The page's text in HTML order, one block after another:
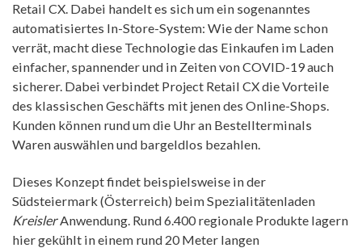
Retail CX. Dabei handelt es sich um ein sogenanntes
automatisiertes In-Store-System: Wie der Name schon
verrät, macht diese Technologie das Einkaufen im Laden
einfacher, spannender und in Zeiten von COVID-19 auch
sicherer. Dabei verbindet Project Retail CX die Vorteile
des klassischen Geschäfts mit jenen des Online-Shops.
Kunden können rund um die Uhr an Bestellterminals
Waren auswählen und bargeldlos bezahlen.
Dieses Konzept findet beispielsweise in der
Südsteiermark (Österreich) beim Spezialitätenladen
KreislerAnwendung. Rund 6.400 regionale Produkte lagern
hier gekühlt in einem rund 20 Meter langen